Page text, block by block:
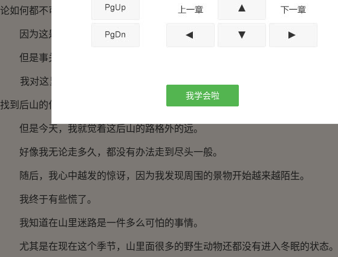
论如何都不可能坏了规矩。
因为这是老一辈传下来的说法，更是老一辈用血的教训留给后人的经验。
但是事关跟我相依为命的爷爷，我也就没想太多。
我对这里的山路及其了解，所以当陈三叔说爷爷在后山的时候，我甚至不
找到后山的位置。
但是今天，我就觉着这后山的路格外的远。
好像我无论走多久，都没有办法走到尽头一般。
随后，我心中越发的惊讶，因为我发现周围的景物开始越来越陌生。
我终于有些慌了。
我知道在山里迷路是一件多么可怕的事情。
尤其是在现在这个季节，山里面很多的野生动物还都没有进入冬眠的状态。
我学会啦